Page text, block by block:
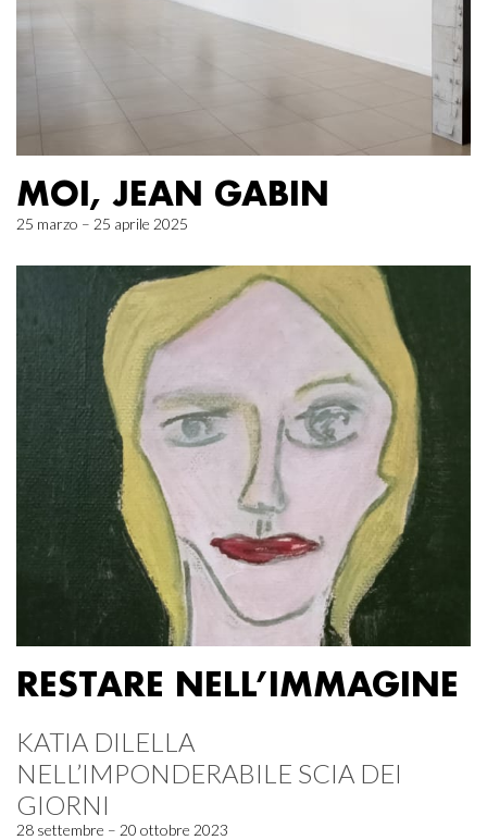
MOI, JEAN GABIN
25 marzo – 25 aprile 2025
RESTARE NELL’IMMAGINE
KATIA DILELLA
NELL’IMPONDERABILE SCIA DEI
GIORNI
28 settembre – 20 ottobre 2023